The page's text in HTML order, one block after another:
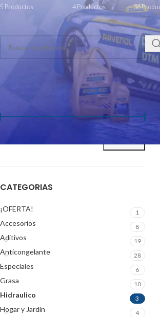
5 Productos 4 Productos 36
FILTRAR POR PRECIO
CATEGORIAS
¡OFERTA! 1
Accesorios 8
Aditivos 19
Anticongelante 28
Especiales 6
Grasa 10
Hidraulico 3
Hogar y Jardin 4